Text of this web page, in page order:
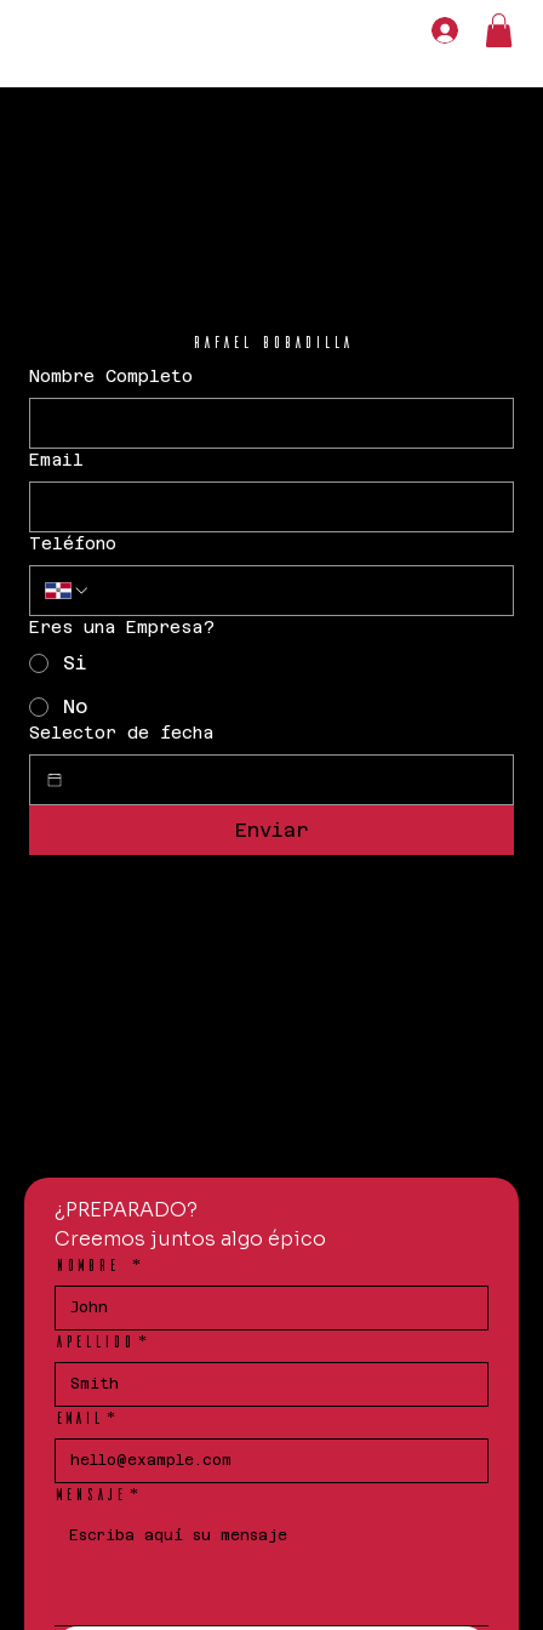
Rafael Bobadilla
Nombre Completo
Email
Teléfono
Eres una Empresa?
Si
No
Selector de fecha
Enviar
¿PREPARADO?
Creemos juntos algo épico
NOMBRE *
APELLIDO *
EMAIL *
MENSAJE *